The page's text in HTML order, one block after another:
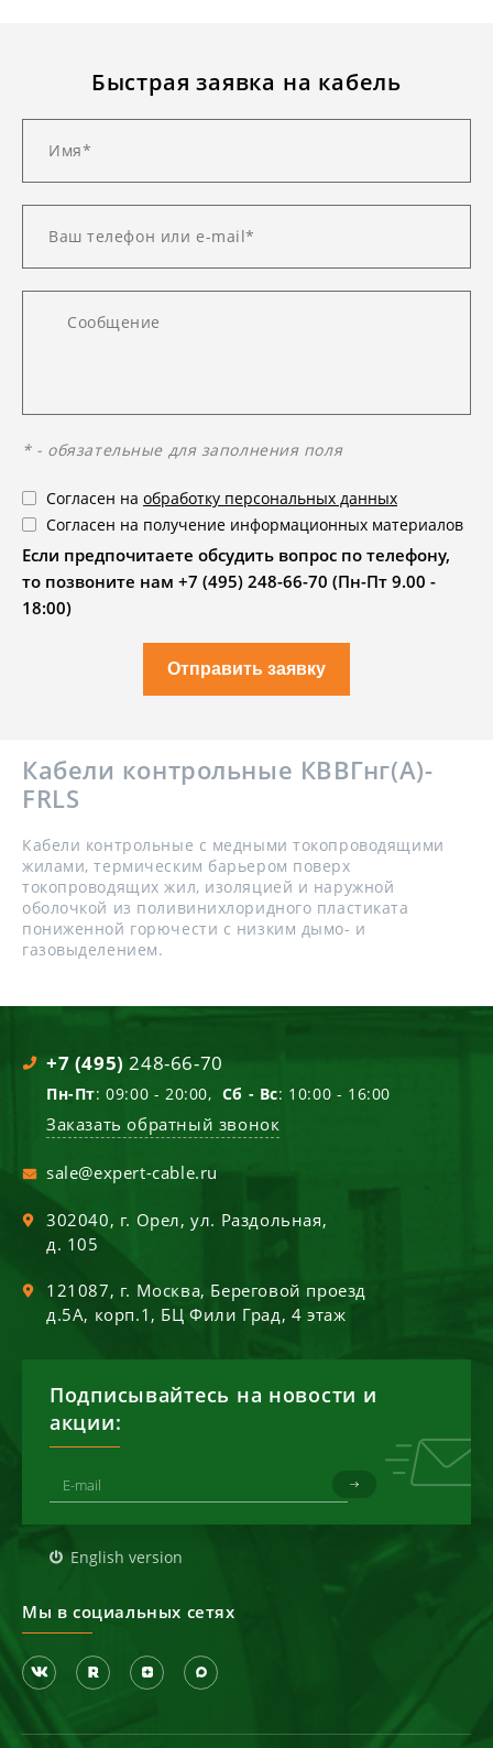
Быстрая заявка на кабель
* - обязательные для заполнения поля
Согласен на обработку персональных данных
Согласен на получение информационных материалов
Если предпочитаете обсудить вопрос по телефону,
то позвоните нам +7 (495) 248-66-70 (Пн-Пт 9.00 -
18:00)
Отправить заявку
Кабели контрольные КВВГнг(А)-
FRLS
Кабели контрольные с медными токопроводящими
жилами, термическим барьером поверх
токопроводящих жил, изоляцией и наружной
оболочкой из поливинихлоридного пластиката
пониженной горючести с низким дымо- и
газовыделением.
+7 (495) 248-66-70
Пн-Пт: 09:00 - 20:00, Сб - Вс: 10:00 - 16:00
Заказать обратный звонок
sale@expert-cable.ru
302040, г. Орел,ул. Раздольная,
д. 105
121087, г. Москва, Береговой проезд
д.5А, корп.1, БЦ Фили Град, 4 этаж
Подписывайтесь на новости и
акции:
English version
Мы в социальных сетях